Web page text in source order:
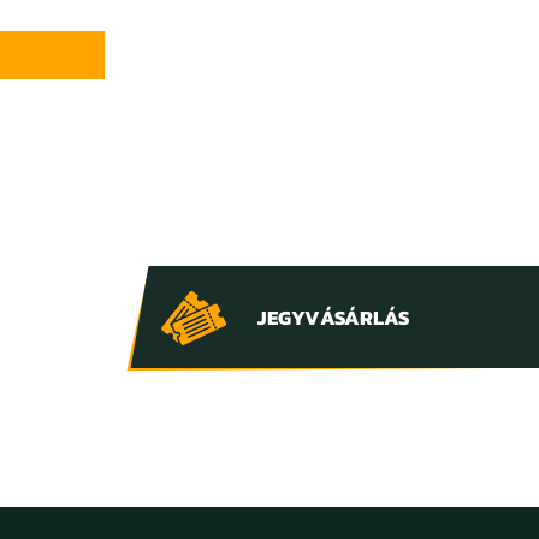
JEGYVÁSÁRLÁS